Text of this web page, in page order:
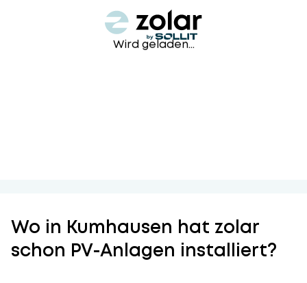
Wird geladen...
Wo in Kumhausen hat zolar
schon PV-Anlagen installiert?